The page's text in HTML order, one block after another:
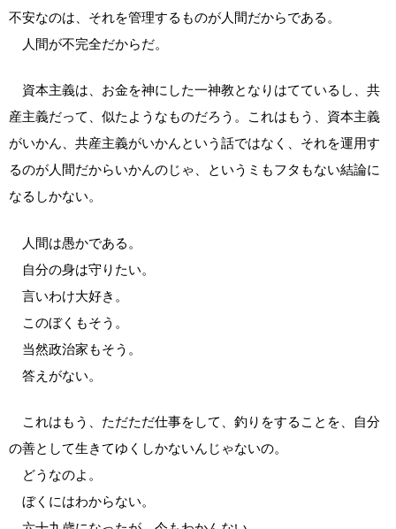
不安なのは、それを管理するものが人間だからである。
人間が不完全だからだ。
資本主義は、お金を神にした一神教となりはてているし、共
産主義だって、似たようなものだろう。これはもう、資本主義
がいかん、共産主義がいかんという話ではなく、それを運用す
るのが人間だからいかんのじゃ、というミもフタもない結論に
なるしかない。
人間は愚かである。
自分の身は守りたい。
言いわけ大好き。
このぼくもそう。
当然政治家もそう。
答えがない。
これはもう、ただただ仕事をして、釣りをすることを、自分
の善として生きてゆくしかないんじゃないの。
どうなのよ。
ぼくにはわからない。